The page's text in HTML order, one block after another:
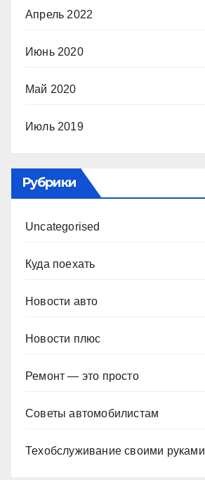
Апрель 2022
Июнь 2020
Май 2020
Июль 2019
Рубрики
Uncategorised
Куда поехать
Новости авто
Новости плюс
Ремонт — это просто
Советы автомобилистам
Техобслуживание своими руками